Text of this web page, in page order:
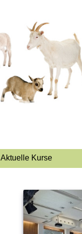
Aktuelle Kurse